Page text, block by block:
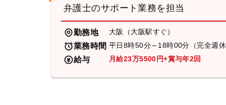
弁護士のサポート業務を担当
勤務地 大阪（大阪駅すぐ）
業務時間 平日8時50分～18時00分（完全週休
給与 月給23万5500円+賞与年2回